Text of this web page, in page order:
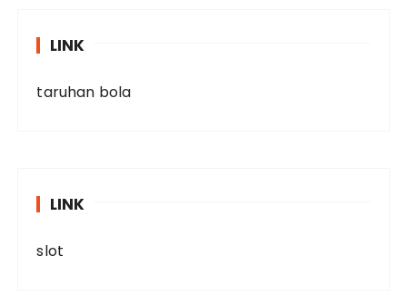
LINK
taruhan bola
LINK
slot